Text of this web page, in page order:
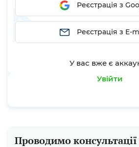
Реєстрація з
Реєстрація з E-
У вас вже є
Увійти
Проводимо